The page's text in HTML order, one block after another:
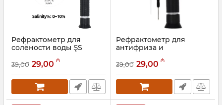
Рефрактометр для
солёности воды ŞS
Артикул: 050001004
39,00 29,00 ₼
Рефрактометр для
антифриза и
Артикул: 050001003
39,00 29,00 ₼